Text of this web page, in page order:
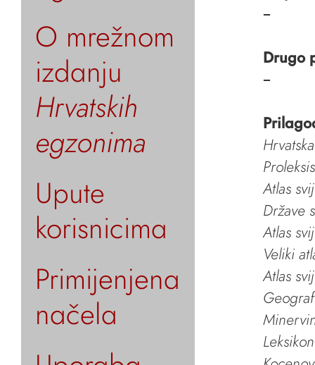
O mrežnom
izdanju
Hrvatskih
egzonima
Upute
korisnicima
Primijenjena
načela
–
Drugo
–
Atlas
Države
Atlas
Veliki
Atlas